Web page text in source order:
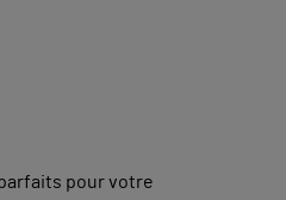
pour votre